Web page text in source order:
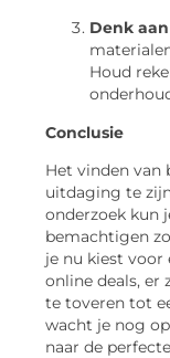
Denk
Houd
Conclusie
Het vinden van
uitdaging te
onderzoek kun
bemachtigen
je nu kiest voor
online deals,
te toveren tot
wacht je nog
naar de